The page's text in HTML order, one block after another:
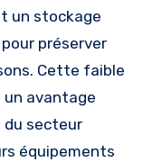
un stockage
préserver
Cette faible
avantage
du secteur
équipements